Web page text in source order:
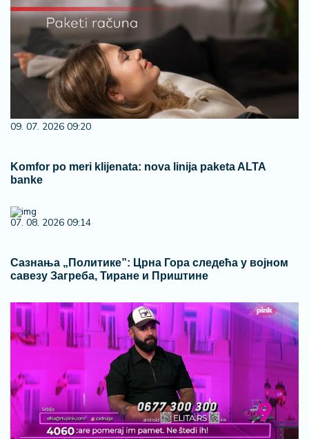
09. 07. 2026 09:20
Komfor po meri klijenata: nova linija paketa ALTA
banke
07. 08. 2026 09:14
Сазнања „Политике”: Црна Гора следећа у војном
савезу Загреба, Тиране и Приштине